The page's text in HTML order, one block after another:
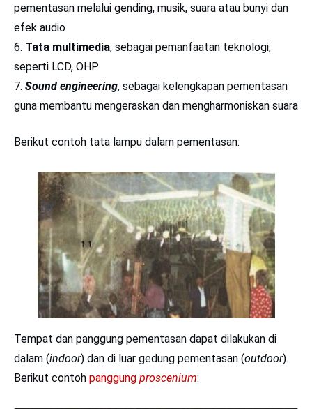
pementasan melalui gending, musik, suara atau bunyi dan
efek audio
Tata multimedia, sebagai pemanfaatan teknologi,
seperti LCD, OHP
Sound engineering, sebagai kelengkapan pementasan
guna membantu mengeraskan dan mengharmoniskan suara
Berikut contoh tata lampu dalam pementasan:
Tempat dan panggung pementasan dapat dilakukan di
dalam (indoor) dan di luar gedung pementasan (outdoor).
Berikut contoh panggung proscenium: